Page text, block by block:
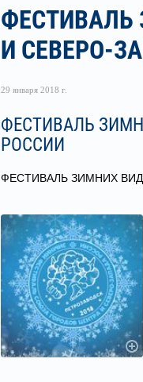
ФЕСТИВАЛЬ
И СЕВЕРО-
29 января 2018 г.
ФЕСТИВАЛЬ
РОССИИ
ФЕСТИВАЛЬ ЗИМНИХ